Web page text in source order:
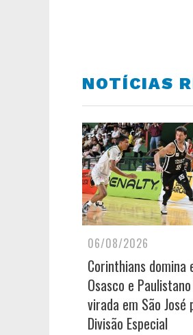
NOTÍCIAS
06/08/2026
Corinthians domina
Osasco e
virada em São José
Divisão Especial